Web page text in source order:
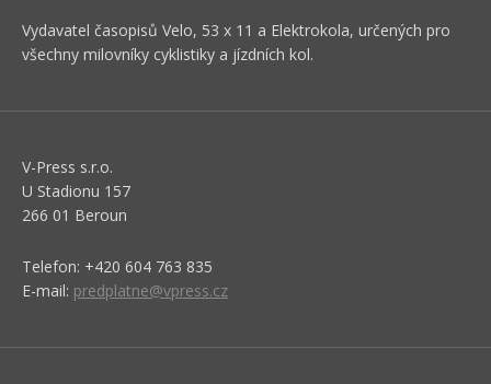
Vydavatel časopisů Velo, 53 x 11 a Elektrokola, určených pro
všechny milovníky cyklistiky a jízdních kol.
V-Press s.r.o.
U Stadionu 157
266 01 Beroun
Telefon: +420 604 763 835
E-mail: predplatne@vpress.cz